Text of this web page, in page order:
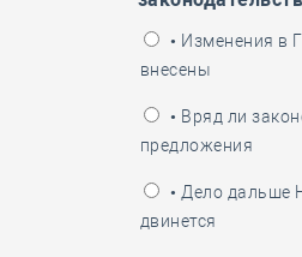
• Изменения в
внесены
• Вряд ли
предложения
• Дело дальше
двинется